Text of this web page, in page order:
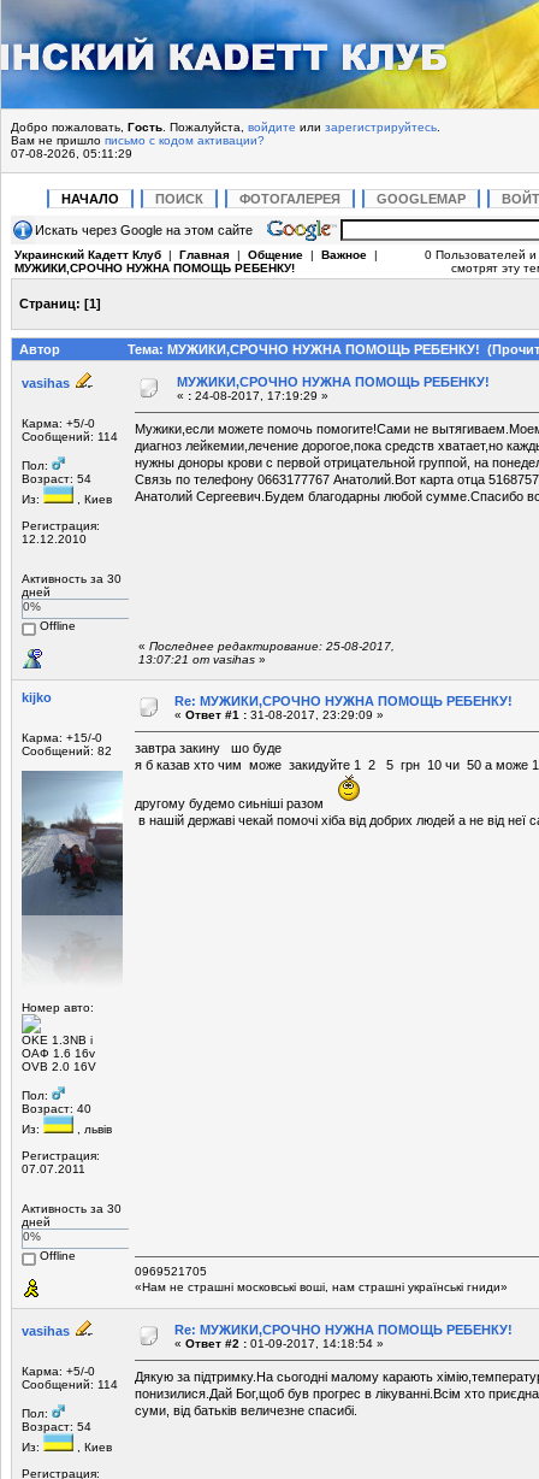
Добро пожаловать, Гость . Пожалуйста, войдите или зарегистрируйтесь
Вам не пришло письмо с кодом активации?
07-08-2026, 05:11:29
НАЧАЛО ПОИСК ФОТОГАЛЕРЕЯ GOOGLEMAP
Искать через Google на этом сайте
Украинский Кадетт Клуб | Главная | Общение | Важное |
МУЖИКИ,СРОЧНО НУЖНА ПОМОЩЬ РЕБЕНКУ!
0 Пользователей и
смотрят эту
Страниц: [1]
Автор Тема: МУЖИКИ,СРОЧНО НУЖНА ПОМОЩЬ РЕБЕНКУ!
vasihas
Карма: +5/-0
Сообщений: 114
Пол:
Возраст: 54
Из:
, Киев
Регистрация:
12.12.2010
Активность за 30
дней
0%
Offline
МУЖИКИ,СРОЧНО НУЖНА ПОМОЩЬ РЕБЕНКУ!
« : 24-08-2017, 17:19:29 »
Мужики,если можете помочь помогите!Сами не
диагноз лейкемии,лечение дорогое,пока средств хватает,но
нужны доноры крови с первой отрицательной группой, на
Связь по телефону 0663177767 Анатолий.Вот карта отца
Анатолий Сергеевич.Будем благодарны любой сумме.Спасибо
« Последнее редактирование: 25-08-2017,
13:07:21 от vasihas »
kijko
Карма: +15/-0
Сообщений: 82
Номер авто:
ОKЕ 1.3NВ і
ОАФ 1.6 16v
ОVB 2.0 16V
Пол:
Возраст: 40
Из:
, львів
Регистрация:
07.07.2011
Активность за 30
дней
0%
Offline
Re: МУЖИКИ,СРОЧНО НУЖНА ПОМОЩЬ РЕБЕНКУ!
« Ответ #1 : 31-08-2017, 23:29:09 »
завтра закину шо буде
я б казав хто чим може закидуйте 1 2 5 грн 10 чи 50 а може
другому будемо сиьніші разом
в нашій державі чекай помочі хіба від добрих людей а не від неї
0969521705
«Нам не страшні московські воші, нам страшні українські гниди»
vasihas
Карма: +5/-0
Сообщений: 114
Пол:
Возраст: 54
Из:
, Киев
Регистрация:
Re: МУЖИКИ,СРОЧНО НУЖНА ПОМОЩЬ РЕБЕНКУ!
« Ответ #2 : 01-09-2017, 14:18:54 »
Дякую за підтримку.На сьогодні малому карають
понизилися.Дай Бог,щоб був прогрес в лікуванні.Всім хто
суми, від батьків величезне спасибі.